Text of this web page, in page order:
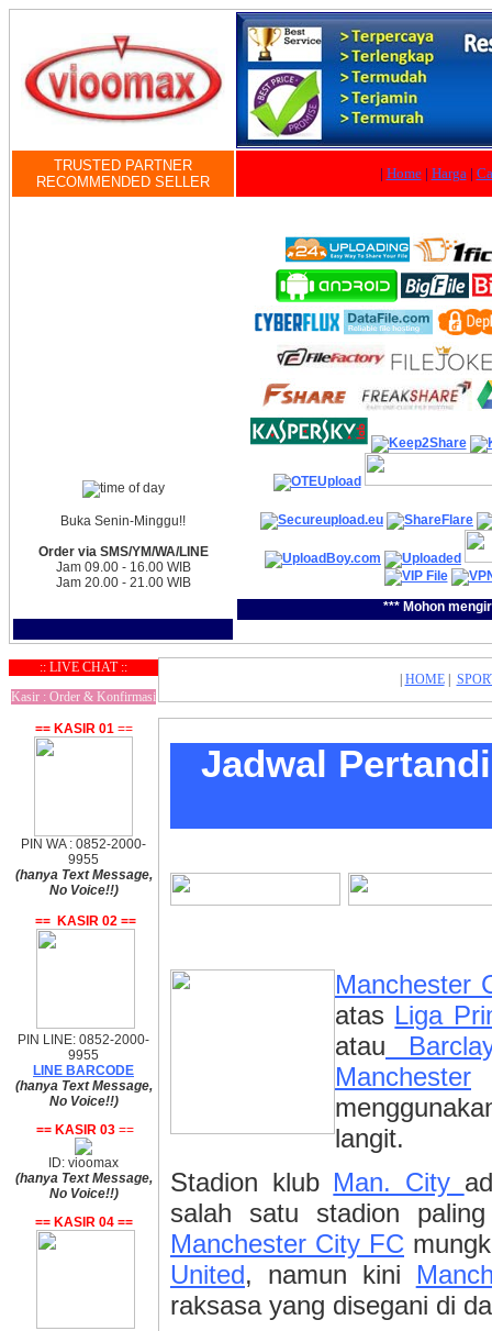
TRUSTED PARTNER
RECOMMENDED SELLER
| Home| Harga|
Buka Senin-Minggu!!
Order via SMS/YM/WA/LINE
Jam 09.00 - 16.00 WIB
Jam 20.00 - 21.00 WIB
*** Mohon
:: LIVE CHAT ::
Kasir : Order & Konfirmasi
== KASIR 01==
PIN WA : 0852-2000-
9955
(hanya Text Message,
No Voice!!)
== KASIR 02 ==
PIN LINE: 0852-2000-
9955
LINE BARCODE
(hanya Text Message,
No Voice!!)
== KASIR 03 ==
ID: vioomax
(hanya Text Message,
No Voice!!)
== KASIR 04 ==
HOME|
Jadwal
Manchester
atas Liga
atau
Manchester
langit.
Stadion klub Man. City
salah satu stadion
Manchester City FC
United, namun kini
raksasa yang disegani di